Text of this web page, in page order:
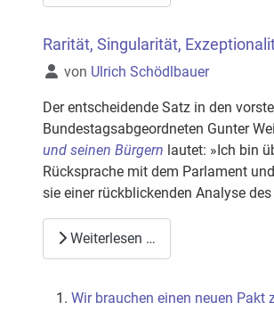
Rarität, Singularität,
Details
von Ulrich Schödlbauer
Der entscheidende Satz in den
Bundestagsabgeordneten Gunter
und seinen Bürgern lautet: »Ich bin
Rücksprache mit dem Parlament
sie einer rückblickenden Analyse
Weiterlesen …
Wir brauchen einen neuen Pakt